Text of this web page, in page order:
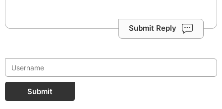
Submit Reply
Submit